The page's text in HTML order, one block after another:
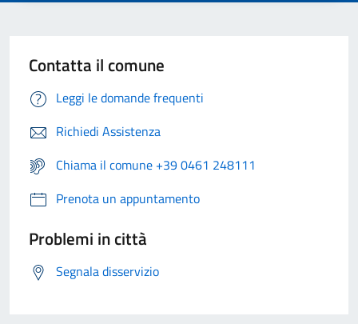
Contatta il comune
Leggi le domande frequenti
Richiedi Assistenza
Chiama il comune +39 0461 248111
Prenota un appuntamento
Problemi in città
Segnala disservizio